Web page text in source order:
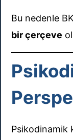
Bu nedenle
bir çerçeve
Psikodinamik